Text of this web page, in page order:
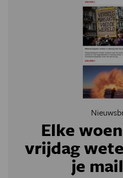
Elke
vrijdag
je